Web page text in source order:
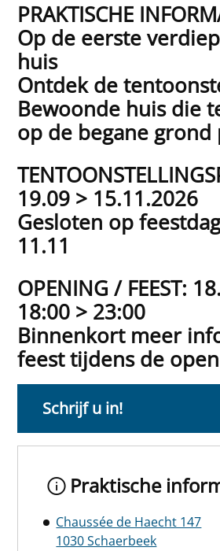
PRAKTISCHE
Op de eerste
huis
Ontdek de
Bewoonde huis die
op de begane grond
19.09 > 15.11.2026
Gesloten op
11.11
OPENING / FEEST:
18:00 > 23:00
Binnenkort meer
feest tijdens de
Schrijf u in!
Praktische
Chaussée de Haecht 147
1030 Schaerbeek